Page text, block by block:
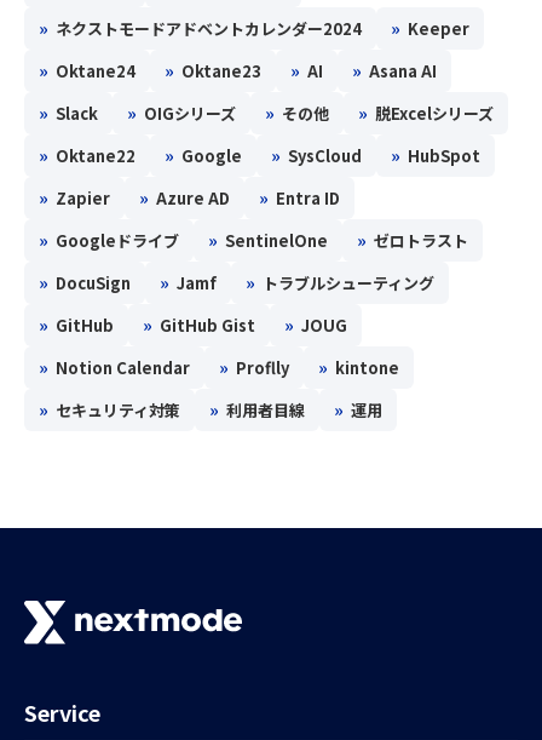
» ネクストモードアドベントカレンダー2024 » Keeper
» Oktane24 » Oktane23 » AI » Asana AI
» Slack » OIGシリーズ » その他 » 脱Excelシリーズ
» Oktane22 » Google » SysCloud » HubSpot
» Zapier » Azure AD » Entra ID
» Googleドライブ » SentinelOne » ゼロトラスト
» DocuSign » Jamf » トラブルシューティング
» GitHub » GitHub Gist » JOUG
» Notion Calendar » Proflly » kintone
» セキュリティ対策 » 利用者目線 » 運用
Service